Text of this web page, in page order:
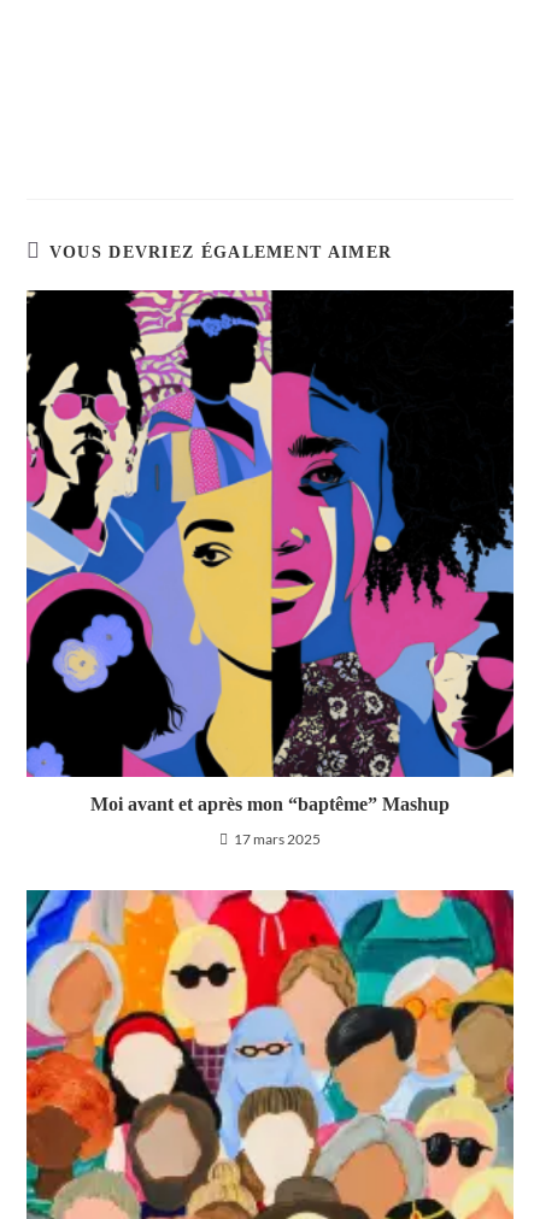
VOUS DEVRIEZ ÉGALEMENT AIMER
Moi avant et après mon “baptême” Mashup
17 mars 2025